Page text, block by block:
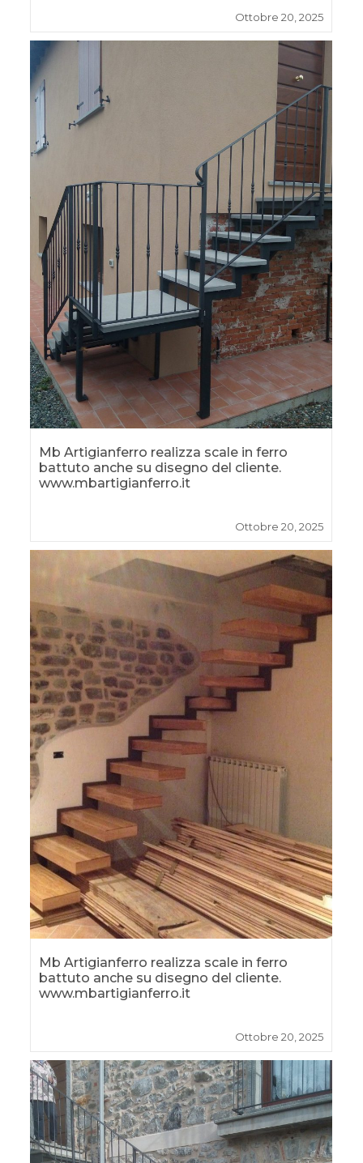
Ottobre 20, 2025
Mb Artigianferro realizza scale in ferro
battuto anche su disegno del cliente.
www.mbartigianferro.it
Ottobre 20, 2025
Mb Artigianferro realizza scale in ferro
battuto anche su disegno del cliente.
www.mbartigianferro.it
Ottobre 20, 2025